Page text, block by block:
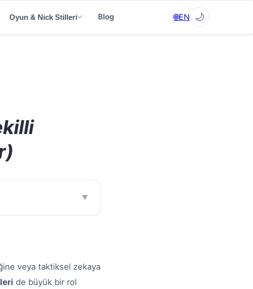
Oyun & Nick Stilleri Blog 🌐EN 🌙
▼
veya taktiksel zekaya
de büyük bir rol